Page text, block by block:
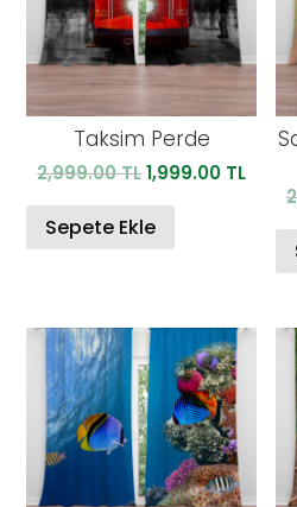
Taksim Perde
2,999.00TLOrijinal
2,999.00 TL.
1,999.00 TLŞu
fiyat:
Sepete Ekle